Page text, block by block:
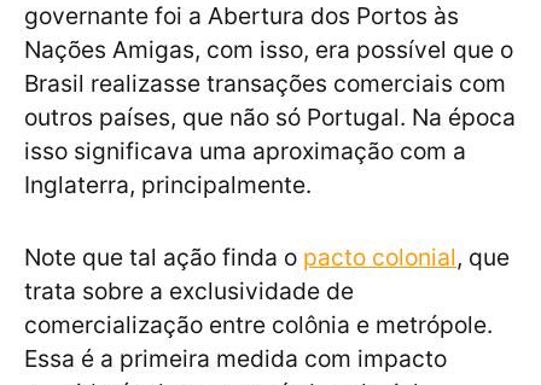
governante foi a Abertura dos Portos às
Nações Amigas, com isso, era possível que o
Brasil realizasse transações comerciais com
outros países, que não só Portugal. Na época
isso significava uma aproximação com a
Inglaterra, principalmente.
Note que tal ação finda o pacto colonial, que
trata sobre a exclusividade de
comercialização entre colônia e metrópole.
Essa é a primeira medida com impacto